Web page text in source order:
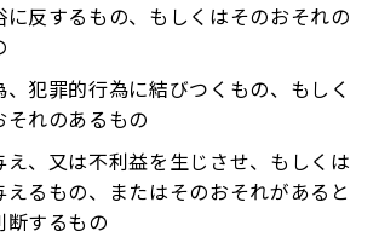
に反するもの、もしくはそのおそれの
、犯罪的行為に結びつくもの、もしく
それのあるもの
え、又は不利益を生じさせ、もしくは
えるもの、またはそのおそれがあると
断するもの